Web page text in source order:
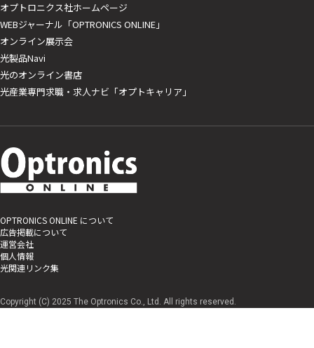
オプトロニクス社ホームページ
WEBジャーナル「OPTRONICS ONLINE」
オンライン展示会
光製品Navi
光のオンライン書店
光産業専門求職・求人ナビ「オプトキャリア」
OPTRONICS ONLINE について
広告掲載について
運営会社
個人情報
光関連リンク集
Copyright (C) 2025 The Optronics Co., Ltd. All rights reserved.